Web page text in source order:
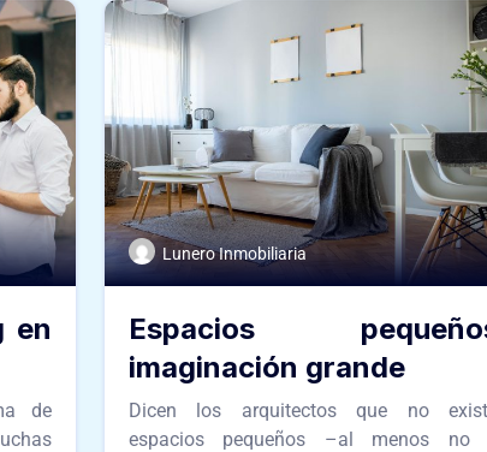
en
de
Lunero Inmobiliaria
Espacios
imaginación grande
Dicen los arquitectos que no
espacios pequeños –al menos no